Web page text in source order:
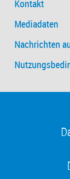
Kontakt
Mediadaten
Nachrichten